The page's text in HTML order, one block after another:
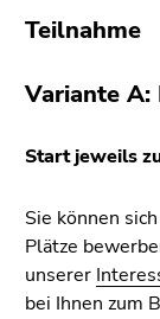
Teilnahme
Variante
Start jeweils
Sie können
Plätze
unserer
bei Ihnen zum